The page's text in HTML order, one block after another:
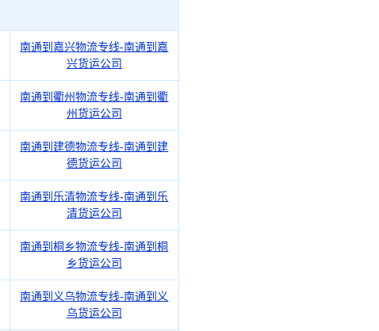
南通到嘉兴物流专线-南通到嘉
兴货运公司
南通到衢州物流专线-南通到衢
州货运公司
南通到建德物流专线-南通到建
德货运公司
南通到乐清物流专线-南通到乐
清货运公司
南通到桐乡物流专线-南通到桐
乡货运公司
南通到义乌物流专线-南通到义
乌货运公司